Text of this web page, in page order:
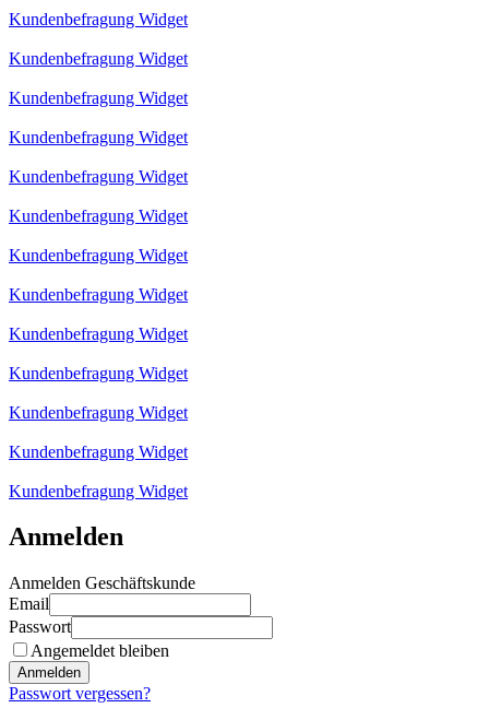
Kundenbefragung Widget
Kundenbefragung Widget
Kundenbefragung Widget
Kundenbefragung Widget
Kundenbefragung Widget
Kundenbefragung Widget
Kundenbefragung Widget
Kundenbefragung Widget
Kundenbefragung Widget
Kundenbefragung Widget
Kundenbefragung Widget
Kundenbefragung Widget
Kundenbefragung Widget
Anmelden
Anmelden Geschäftskunde
Email
Passwort
Angemeldet bleiben
Anmelden
Passwort vergessen?